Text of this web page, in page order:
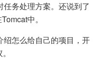
务处理方案。还说到了
中。
绍怎么给自己的项目，开